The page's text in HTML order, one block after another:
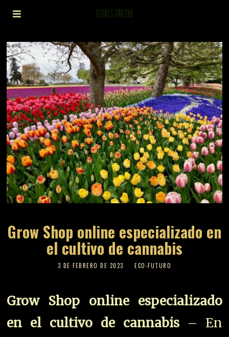
FLORES ONLINE
Grow Shop online especializado en
el cultivo de cannabis
3 DE FEBRERO DE 2023 ECO-FUTURO
Grow Shop online especializado
en el cultivo de cannabis– En